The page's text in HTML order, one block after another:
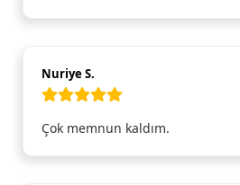
Nuriye S.
Çok memnun kaldım.